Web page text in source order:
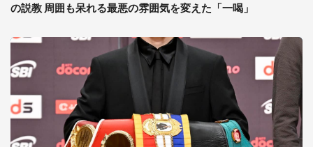
の説教 周囲も呆れる最悪の雰囲気を変えた「一喝」